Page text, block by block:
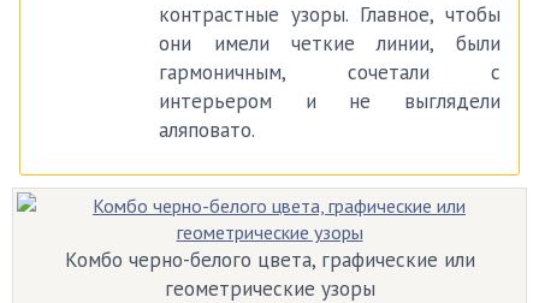
контрастные узоры. Главное, чтобы
они имели четкие линии, были
гармоничным, сочетали с
интерьером и не выглядели
аляповато.
Комбо черно-белого цвета, графические или
геометрические узоры